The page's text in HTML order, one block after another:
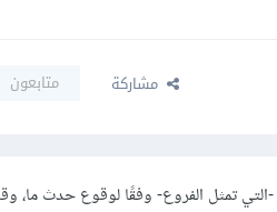
مشاركة متابعون
تمثل الفروع- وفقًا لوقوع حدث ما،